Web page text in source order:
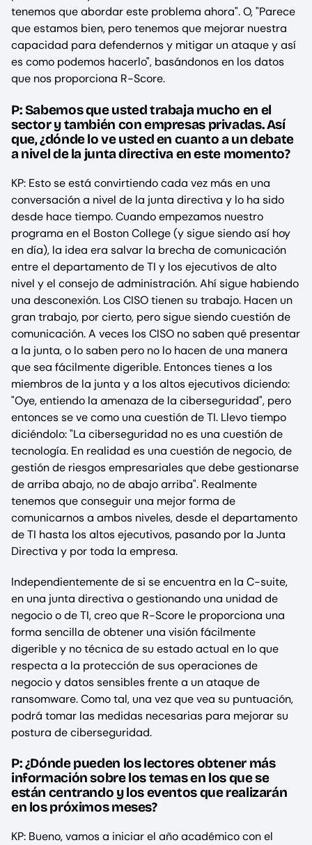
tenemos que abordar este problema ahora". O, "Parece
que estamos bien, pero tenemos que mejorar nuestra
capacidad para defendernos y mitigar un ataque y así
es como podemos hacerlo", basándonos en los datos
que nos proporciona R-Score.
P: Sabemos que usted trabaja mucho en el
sector y también con empresas privadas. Así
que, ¿dónde lo ve usted en cuanto a un debate
a nivel de la junta directiva en este momento?
KP: Esto se está convirtiendo cada vez más en una
conversación a nivel de la junta directiva y lo ha sido
desde hace tiempo. Cuando empezamos nuestro
programa en el Boston College (y sigue siendo así hoy
en día), la idea era salvar la brecha de comunicación
entre el departamento de TI y los ejecutivos de alto
nivel y el consejo de administración. Ahí sigue habiendo
una desconexión. Los CISO tienen su trabajo. Hacen un
gran trabajo, por cierto, pero sigue siendo cuestión de
comunicación. A veces los CISO no saben qué presentar
a la junta, o lo saben pero no lo hacen de una manera
que sea fácilmente digerible. Entonces tienes a los
miembros de la junta y a los altos ejecutivos diciendo:
"Oye, entiendo la amenaza de la ciberseguridad", pero
entonces se ve como una cuestión de TI. Llevo tiempo
diciéndolo: "La ciberseguridad no es una cuestión de
tecnología. En realidad es una cuestión de negocio, de
gestión de riesgos empresariales que debe gestionarse
de arriba abajo, no de abajo arriba". Realmente
tenemos que conseguir una mejor forma de
comunicarnos a ambos niveles, desde el departamento
de TI hasta los altos ejecutivos, pasando por la Junta
Directiva y por toda la empresa.
Independientemente de si se encuentra en la C-suite,
en una junta directiva o gestionando una unidad de
negocio o de TI, creo que R-Score le proporciona una
forma sencilla de obtener una visión fácilmente
digerible y no técnica de su estado actual en lo que
respecta a la protección de sus operaciones de
negocio y datos sensibles frente a un ataque de
ransomware. Como tal, una vez que vea su puntuación,
podrá tomar las medidas necesarias para mejorar su
postura de ciberseguridad.
P: ¿Dónde pueden los lectores obtener más
información sobre los temas en los que se
están centrando y los eventos que realizarán
en los próximos meses?
KP: Bueno, vamos a iniciar el año académico con el